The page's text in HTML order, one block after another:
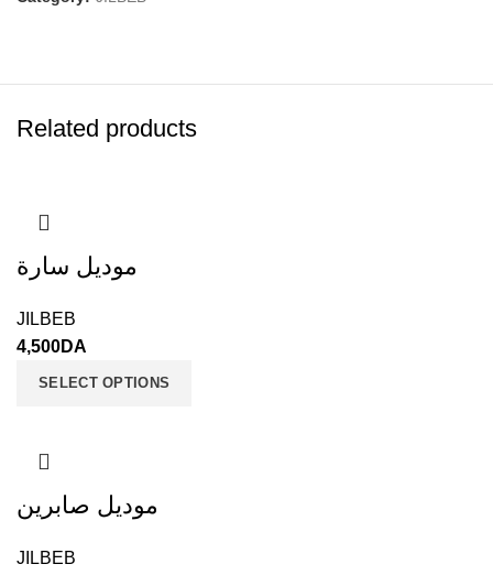
Related products
موديل سارة
JILBEB
4,500DA
SELECT OPTIONS
موديل صابرين
JILBEB